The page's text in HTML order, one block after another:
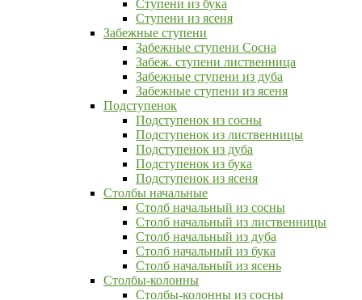
Ступени из бука
Ступени из ясеня
Забежные ступени
Забежные ступени Сосна
Забеж. ступени лиственница
Забежные ступени из дуба
Забежные ступени из ясеня
Подступенок
Подступенок из сосны
Подступенок из лиственницы
Подступенок из дуба
Подступенок из бука
Подступенок из ясеня
Столбы начальные
Столб начальный из сосны
Столб начальный из лиственницы
Столб начальный из дуба
Столб начальный из бука
Столб начальный из ясень
Столбы-колонны
Столбы-колонны из сосны